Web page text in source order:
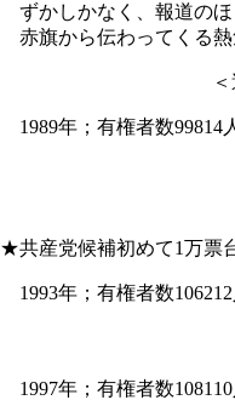
ずかしかなく、報道のほ
赤旗から伝わってくる熱
1989年；有権者数99814
当選；東 潤
落選；吉岡
落選；中本た
★共産党候補初めて1万票
1993年；有権者数
当選；東 潤
落選；吉岡
1997年；有権者数